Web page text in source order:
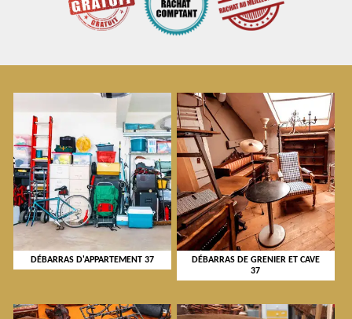
DÉBARRAS D'APPARTEMENT 37
DÉBARRAS DE GRENIER ET CAVE
37